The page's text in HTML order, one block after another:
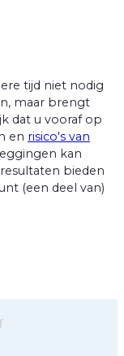
tijd niet nodig
maar brengt
dat u vooraf op
en risico's van
kan
bieden
(een deel van)